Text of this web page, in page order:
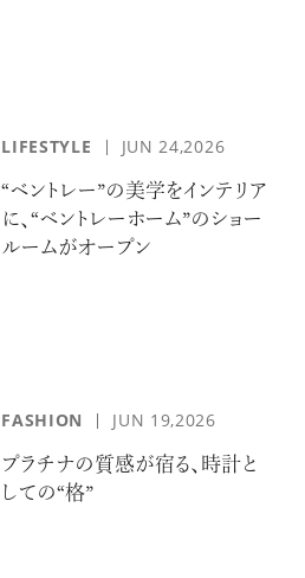
LIFESTYLE JUN 24,2026
“ベントレー”の美学をインテリア
に、“ベントレーホーム”のショー
ルームがオープン
FASHION JUN 19,2026
プラチナの質感が宿る、時計と
しての“格”